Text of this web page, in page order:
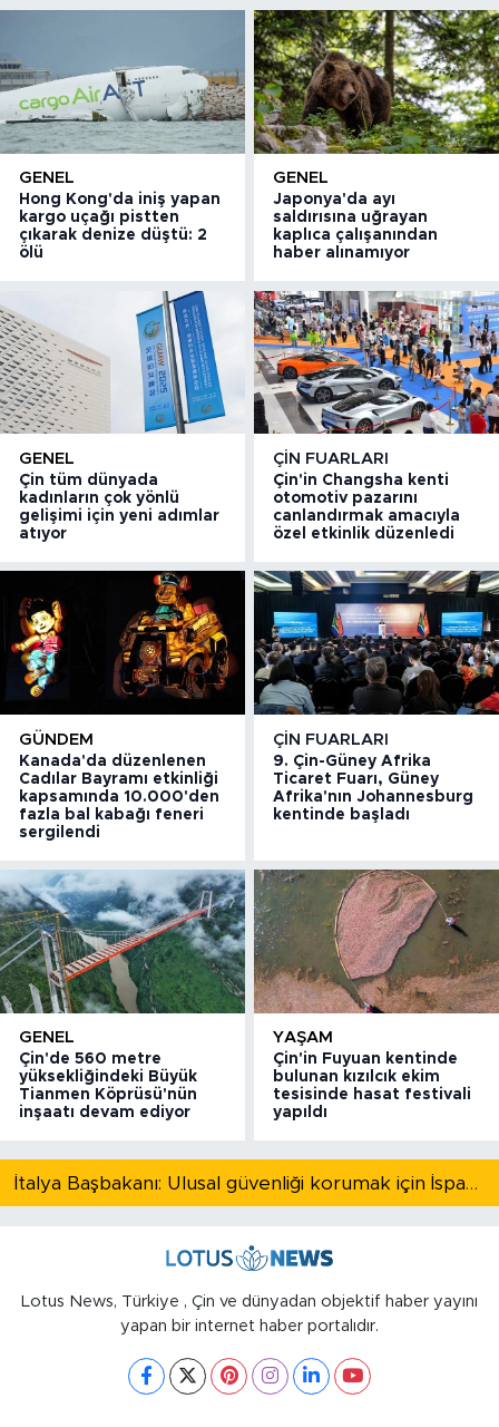
GENEL
Hong Kong'da iniş yapan
kargo uçağı pistten
çıkarak denize düştü: 2
ölü
GENEL
Japonya'da ayı
saldırısına uğrayan
kaplıca çalışanından
haber alınamıyor
GENEL
Çin tüm dünyada
kadınların çok yönlü
gelişimi için yeni adımlar
atıyor
ÇIN FUARLARI
Çin'in Changsha kenti
otomotiv pazarını
canlandırmak amacıyla
özel etkinlik düzenledi
GÜNDEM
Kanada'da düzenlenen
Cadılar Bayramı etkinliği
kapsamında 10.000'den
fazla bal kabağı feneri
sergilendi
ÇIN FUARLARI
9. Çin-Güney Afrika
Ticaret Fuarı, Güney
Afrika'nın Johannesburg
kentinde başladı
GENEL
Çin'de 560 metre
yüksekliğindeki Büyük
Tianmen Köprüsü'nün
inşaatı devam ediyor
YAŞAM
Çin'in Fuyuan kentinde
bulunan kızılcık ekim
tesisinde hasat festivali
yapıldı
İtalya Başbakanı: Ulusal güvenliği korumak için İspanya ile Schengen kapsamındaki serbest dolaşımı askıya alıyoruz
Lotus News, Türkiye , Çin ve dünyadan objektif haber yayını
yapan bir internet haber portalıdır.